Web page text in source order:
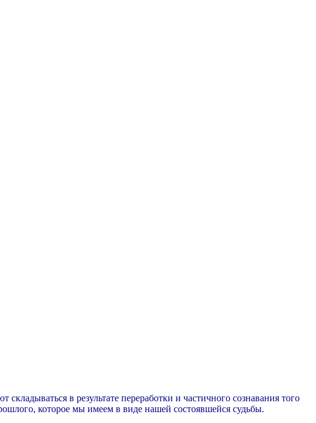
в результате переработки и частичного сознавания того
которое мы имеем в виде нашей состоявшейся судьбы.